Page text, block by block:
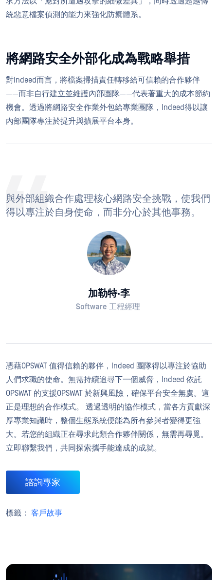
統惡意檔案偵測的能力來強化防禦體系。
將網路安全外部化成為戰略舉措
對Indeed而言，將檔案掃描責任轉移給可信賴的合作夥伴
——而非自行建立並維護內部團隊——代表著重大的成本節約
機會。透過將網路安全作業外包給專業團隊，Indeed得以讓
內部團隊專注於提升與擴展平台本身。
與外部組織合作處理核心網路安全挑戰，使我們
得以專注於自身使命，而非分心於其他事務。
加勒特·李
Software 工程經理
憑藉OPSWAT 值得信賴的夥伴，Indeed 團隊得以專注於協助
人們求職的使命。無需持續追尋下一個威脅，Indeed 依託
OPSWAT 的支援OPSWAT 於新興風險，確保平台安全無虞。這
正是理想的合作模式。 透過透明的協作模式，當各方貢獻深
厚專業知識時，整個生態系統便能為所有參與者變得更強
大。若您的組織正在尋求此類合作夥伴關係，無需再尋覓。
立即聯繫我們，共同探索攜手能達成的成就。
諮詢專家
標籤： 客戶故事